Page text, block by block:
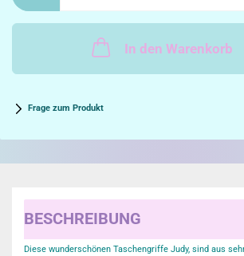
In den Warenkorb
Frage zum Produkt
BESCHREIBUNG
Diese wunderschönen Taschengriffe Judy, sind aus